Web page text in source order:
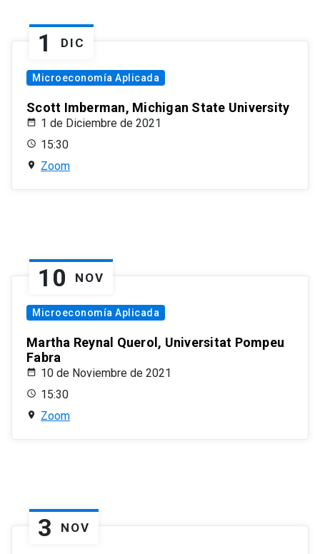
1 DIC
Microeconomía Aplicada
Scott Imberman, Michigan State University
1 de Diciembre de 2021
15:30
Zoom
10 NOV
Microeconomía Aplicada
Martha Reynal Querol, Universitat Pompeu
Fabra
10 de Noviembre de 2021
15:30
Zoom
3 NOV